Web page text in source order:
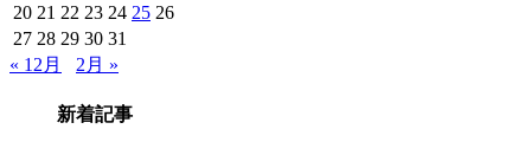
20 21 22 23 24 25 26
27 28 29 30 31
« 12月
2月 »
新着記事